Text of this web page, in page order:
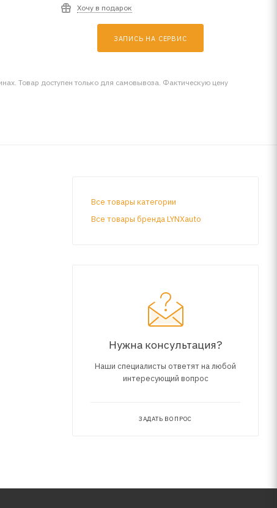
Хочу в подарок
ЗАПИСЬ НА СЕРВИС
Товар доступен только для самовывоза. Фактическую цену
Все товары категории
Все товары бренда LYNXauto
Нужна консультация?
Наши специалисты ответят на любой
интересующий вопрос
ЗАДАТЬ ВОПРОС